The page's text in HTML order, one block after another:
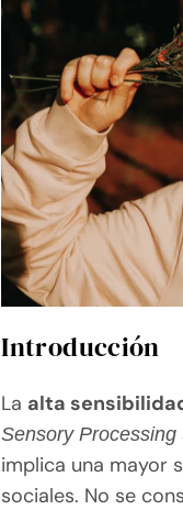
Introducción
La alta
Sensory Processing
implica una mayor
sociales. No se